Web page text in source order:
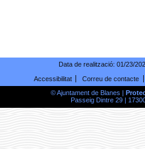
Data de realització: 01/23/
Accessibilitat
Correu de contacte
© Ajuntament de Blanes |
Passeig Dintre 29 |